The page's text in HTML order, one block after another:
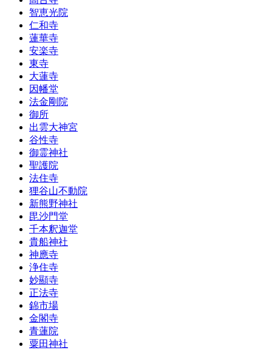
智恵光院
仁和寺
蓮華寺
安楽寺
東寺
大蓮寺
因幡堂
法金剛院
御所
出雲大神宮
谷性寺
御霊神社
聖護院
法住寺
狸谷山不動院
新熊野神社
毘沙門堂
千本釈迦堂
貴船神社
神應寺
浄住寺
妙顯寺
正法寺
錦市場
金閣寺
青蓮院
粟田神社